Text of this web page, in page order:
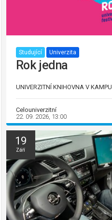
Studující Univerzita
Rok jedna
UNIVERZITNÍ KNIHOVNA V
Celouniverzitní
22. 09. 2026, 13:00
19
Září